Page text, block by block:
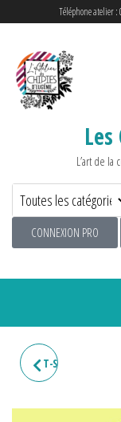
Téléphone atelier
L’art de
CONNEXION PRO
T-SHIRT HOMME